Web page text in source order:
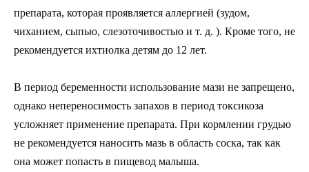
препарата, которая проявляется аллергией (зудом,
чиханием, сыпью, слезоточивостью и т. д. ). Кроме того, не
рекомендуется ихтиолка детям до 12 лет.
В период беременности использование мази не запрещено,
однако непереносимость запахов в период токсикоза
усложняет применение препарата. При кормлении грудью
не рекомендуется наносить мазь в область соска, так как
она может попасть в пищевод малыша.